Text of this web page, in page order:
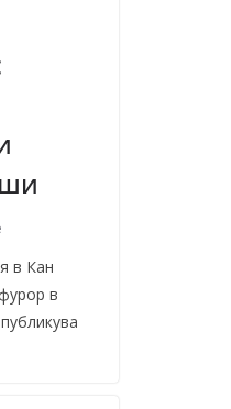
в Кан
в